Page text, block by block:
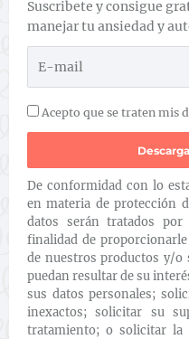
Suscribete y consigue
manejar tu ansiedad y
Acepto que se traten mis
De conformidad con lo
en materia de protección
datos serán tratados por
finalidad de
de nuestros productos y/o
puedan resultar de su
sus datos personales;
inexactos; solicitar su
tratamiento; o solicitar la